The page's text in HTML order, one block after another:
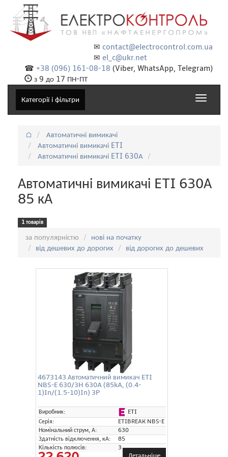
✉ contact@electrocontrol.com.ua
✉ el_c@ukr.net
☎ +38 (096) 161-08-18 (Viber, WhatsApp, Telegram)
з 9 до 17 ПН-ПТ
Категорії і фільтри
Toggle
⌂
Автоматичні вимикачі
Автоматичні вимикачі ETI
Автоматичні вимикачі ETI 630А
Автоматичні вимикачі ETI 630А
85 кА
1 товарів
за популярністю
нові на початку
від дешевих до дорогих
від дорогих до дешевих
4673143 Автоматичний вимикач ETI
NBS-E 630/3H 630A (85kA, (0.4-
1)In/(1.5-10)In) 3P
Виробник:
ETI
Серія:
ETIBREAK NBS-E
Номінальний струм, А:
630
Здатність відключення, кА:
85
Кількість полюсів:
3
Детальніше